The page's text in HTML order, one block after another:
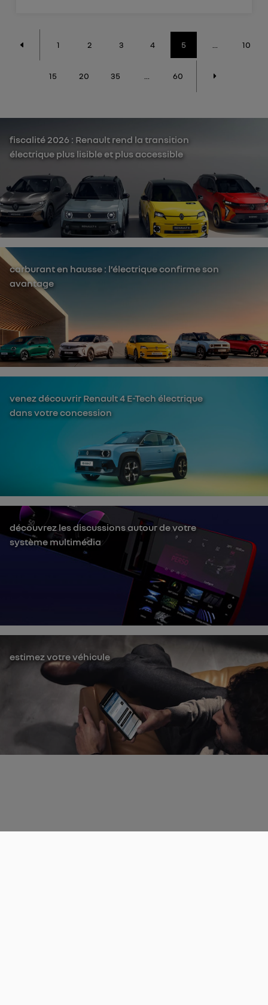
1 2 3 4 5 10
15 20 35 ... 60
fiscalité 2026 : Renault rend la transition
électrique plus lisible et plus accessible
carburant en hausse : l’électrique confirme son
avantage
venez découvrir Renault 4 E-Tech électrique
dans votre concession
découvrez les discussions autour de votre
système multimédia
estimez votre véhicule